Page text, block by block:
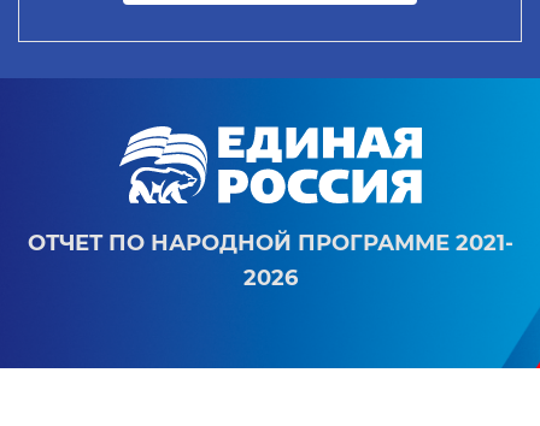
ОТЧЕТ ПО НАРОДНОЙ ПРОГРАММЕ 2021-
2026